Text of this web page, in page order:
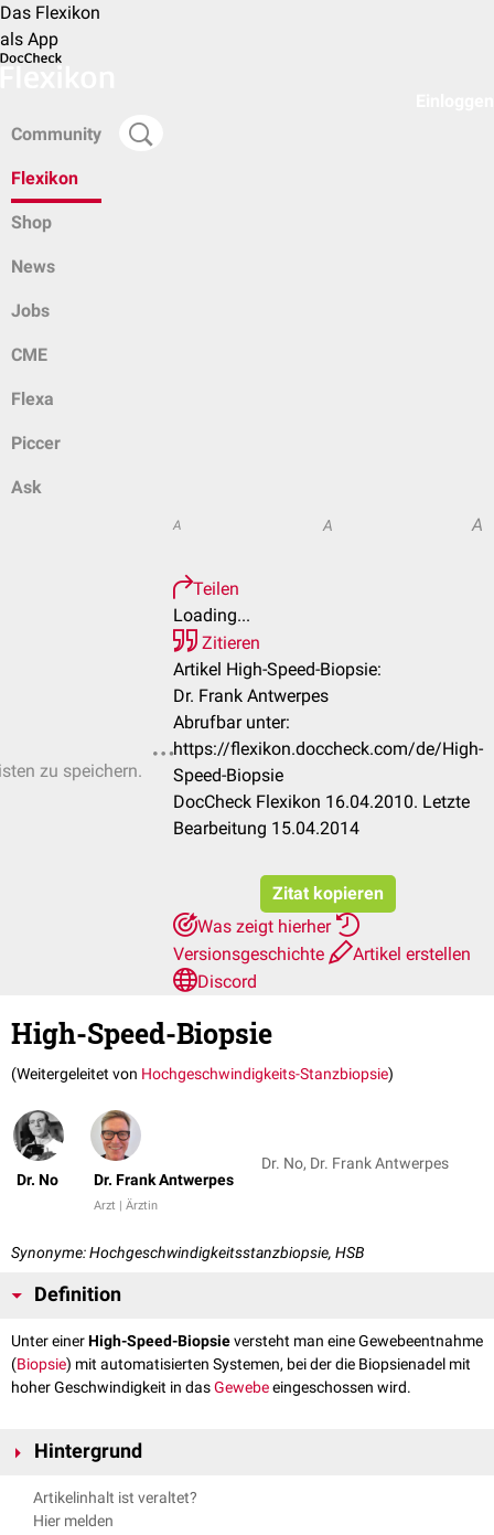
Das Flexikon
als App
Community
Flexikon
Shop
News
Jobs
CME
Flexa
Piccer
Ask
zu speichern.
A A A
Teilen
Loading...
Zitieren
Artikel High-Speed-Biopsie:
Dr. Frank Antwerpes
Abrufbar unter:
https://flexikon.doccheck.com/de/High-
Speed-Biopsie
DocCheck Flexikon 16.04.2010. Letzte
Bearbeitung 15.04.2014
Zitat kopieren
Was zeigt hierher
Versionsgeschichte
Artikel erstellen
Discord
High-Speed-Biopsie
(Weitergeleitet von Hochgeschwindigkeits-Stanzbiopsie)
Dr. No Dr. Frank Antwerpes
Arzt | Ärztin
Dr. No, Dr. Frank Antwerpes
Synonyme: Hochgeschwindigkeitsstanzbiopsie, HSB
Definition
Unter einerHigh-Speed-Biopsieversteht man eine Gewebeentnahme
(Biopsie) mit automatisierten Systemen, bei der die Biopsienadel mit
hoher Geschwindigkeit in dasGewebeeingeschossen wird.
Hintergrund
Die High-Speed-Biopsie wird mit vordefinierter Eindringtiefe (z.B. 15 oder
22 mm) mit einer Biopsiepistole unter
Artikelinhalt ist veraltet?
Hier melden